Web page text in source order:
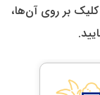
کلیک بر روی آن‌ها،